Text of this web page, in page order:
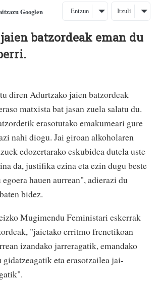
Googlen Entzun Itzuli
batzordeak eman du
diren Adurtzako jaien batzordeak
matxista bat jasan zuela salatu du.
erasotutako emakumeari gure
nahi diogu. Jai giroan alkoholaren
edozertarako eskubidea dutela uste
da, justifika ezina eta ezin dugu beste
hauen aurrean", adierazi du
bidez.
Mugimendu Feministari eskerrak
"jaietako erritmo frenetikoan
izandako jarreragatik, emandako
eta erasotzailea jai-